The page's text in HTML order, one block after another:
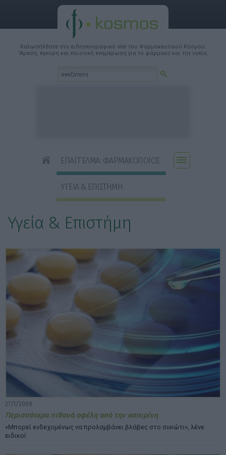
Καλωσήλθατε στο ειδησεογραφικό site του Φαρμακευτικού Κόσμου.
'Αμεση, έγκυρη και ποιοτική ενημέρωση για το φάρμακο και την υγεία.
ΕΠΑΓΓΕΛΜΑ: ΦΑΡΜΑΚΟΠΟΙΟΣ
ΥΓΕΙΑ & ΕΠΙΣΤΗΜΗ
Υγεία & ΕπιστήμηΕΠΙΛΟΓΕΣ ΕΜΦΑΝΙΣΗΣ ΑΡΘΡΩΝ:
27/1/2009
Περισσότερα πιθανά οφέλη από την ασπιρίνη
«Μπορεί ενδεχομένως να προλαμβάνει βλάβες στο συκώτι», λένε
ειδικοί